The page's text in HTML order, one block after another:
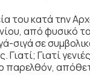
του κατά την
από φυσικό
σιγά σε
Γιατί; Γιατί